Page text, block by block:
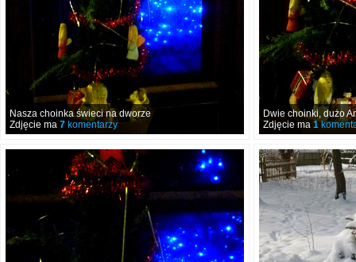
Nasza choinka świeci na dworze
Zdjęcie ma 7 komentarzy
Dwie choinki, dużo
Zdjęcie ma 1